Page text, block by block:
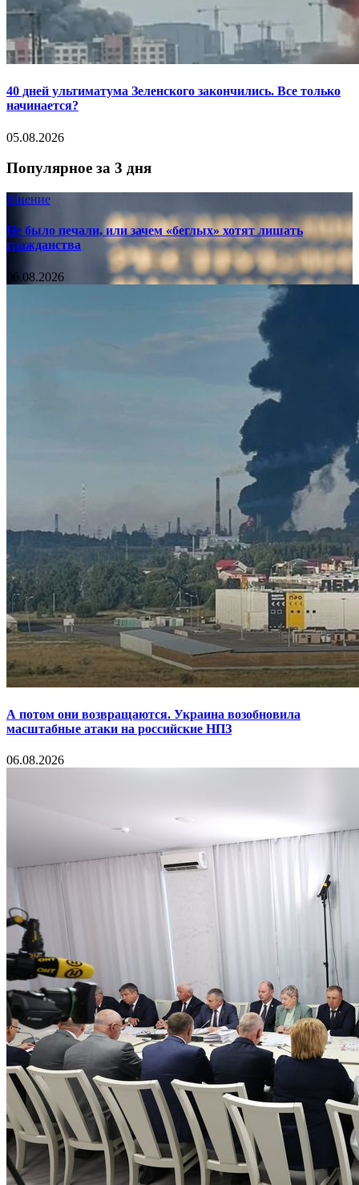
40 дней ультиматума Зеленского закончились. Все только
начинается?
05.08.2026
Популярное за 3 дня
Мнение
Не было печали, или зачем «беглых» хотят лишать
гражданства
06.08.2026
А потом они возвращаются. Украина возобновила
масштабные атаки на российские НПЗ
06.08.2026